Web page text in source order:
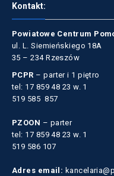
Kontakt:
Powiatowe Centrum
ul. L. Siemieńskiego 18A
35 – 234 Rzeszów
PCPR – parter i 1 piętro
tel: 17 859 48 23 w. 1
519 585 857
PZOON – parter
tel: 17 859 48 23 w. 1
519 586 107
Adres email: